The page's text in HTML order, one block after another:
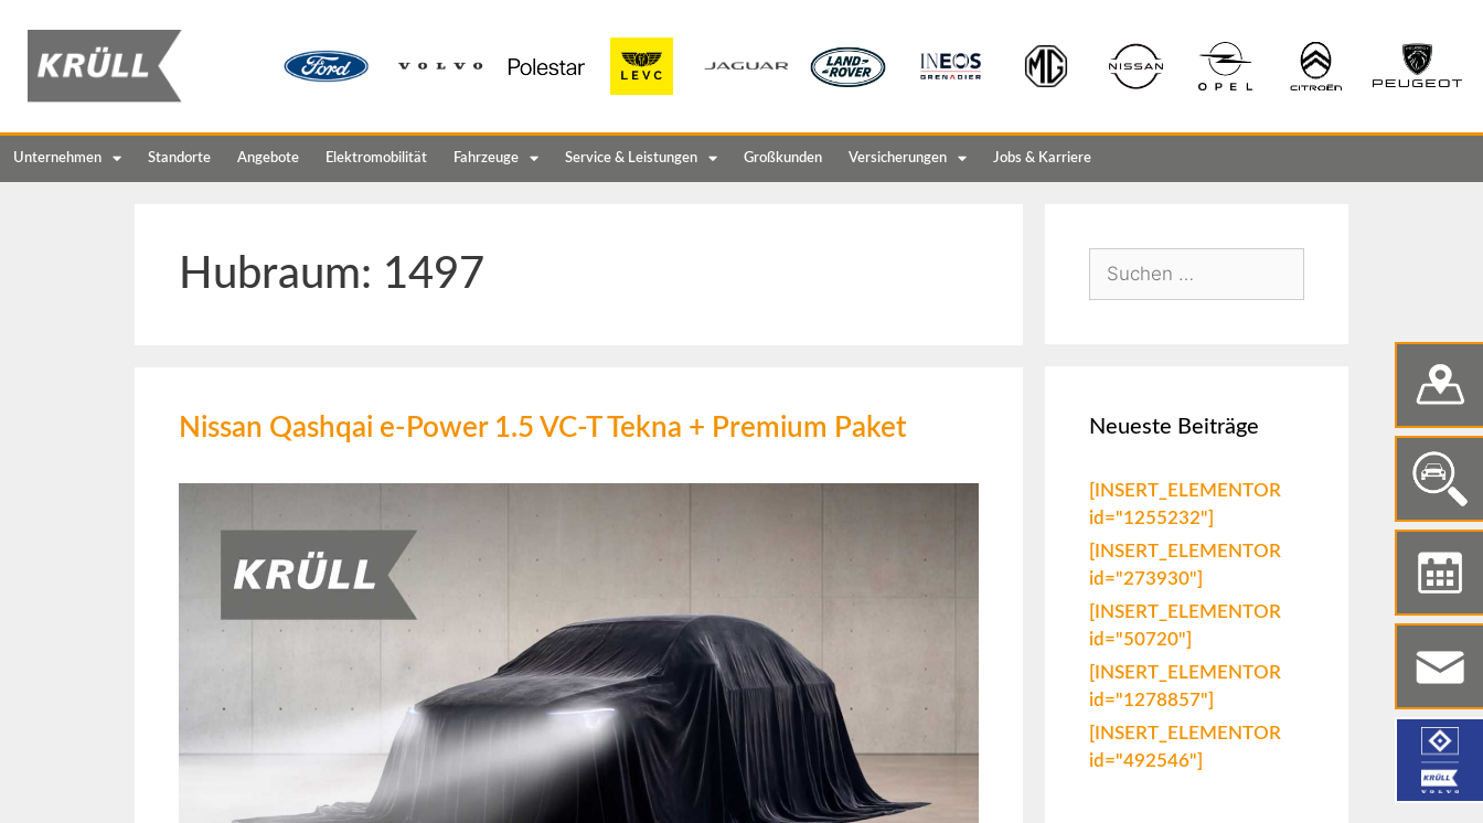
Unternehmen Standorte Angebote Elektromobilität Fahrzeuge Service & Leistungen Großkunden Versicherungen Jobs & Karriere
Hubraum: 1497
Nissan Qashqai e-Power 1.5 VC-T Tekna + Premium Paket Neueste Beiträge
[INSERT_ELEMENTOR
id="1255232"]
[INSERT_ELEMENTOR
id="273930"]
[INSERT_ELEMENTOR
id="50720"]
[INSERT_ELEMENTOR
id="1278857"]
[INSERT_ELEMENTOR
id="492546"]